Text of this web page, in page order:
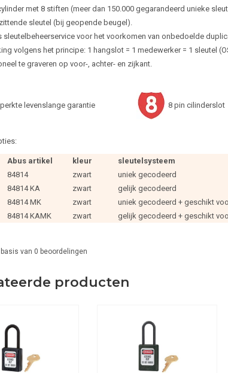
met 8 stiften (meer dan 150.000 gegarandeerd unieke
sleutel (bij geopende beugel).
sleutelbeheerservice voor het voorkomen van onbedoelde
volgens het principe: 1 hangslot = 1 medewerker = 1 sleutel
te graveren op voor-, achter- en zijkant.
levenslange garantie 8 pin cilinderslot
Abus artikel kleur
sleutelsysteem
84814
zwart
uniek gecodeerd
84814 KA
zwart
gelijk gecodeerd
84814 MK
zwart
uniek gecodeerd + geschikt
84814 KAMK
zwart gelijk gecodeerd + geschikt
van 0 beoordelingen
producten